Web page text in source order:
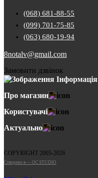
(068) 681-88-55
(099) 701-75-85
(063) 680-19-94
8notalv@gmail.com
Замовити дзвінок
Інформація
Про магазин
Користувачі
Актуально
COPYRIGHT 2005-2026
Cтворено в — OC STUDIO